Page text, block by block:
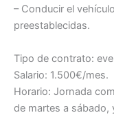
– Conducir el
preestablecidas.
Tipo de contrato:
Salario: 1.500€/mes.
Horario: Jornada
de martes a sábado,